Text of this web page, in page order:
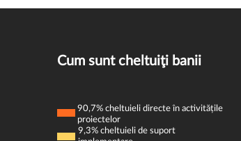
Cum sunt cheltuiţi banii
90,7% cheltuieli directe în activitățile
proiectelor
9,3% cheltuieli de suport